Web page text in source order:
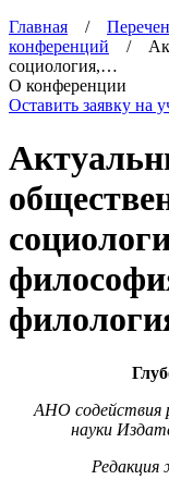
Главная /
конференций /
социология,…
О конференции
Оставить заявку на
АНО содействия
науки
Редакция